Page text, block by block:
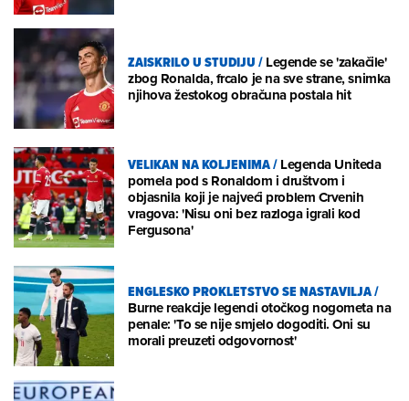
ZAISKRILO U STUDIJU/Legende se 'zakačile'
zbog Ronalda, frcalo je na sve strane, snimka
njihova žestokog obračuna postala hit
VELIKAN NA KOLJENIMA/Legenda Uniteda
pomela pod s Ronaldom i društvom i
objasnila koji je najveći problem Crvenih
vragova: 'Nisu oni bez razloga igrali kod
Fergusona'
ENGLESKO PROKLETSTVO SE NASTAVILJA/
Burne reakcije legendi otočkog nogometa na
penale: 'To se nije smjelo dogoditi. Oni su
morali preuzeti odgovornost'